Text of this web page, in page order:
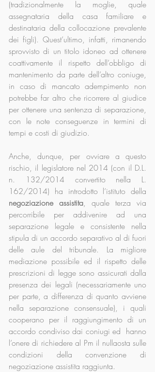
(tradizionalmente la moglie, quale
assegnataria della casa familiare e
destinataria della collocazione prevalente
dei figli). Quest’ultimo, infatti, rimanendo
sprovvisto di un titolo idoneo ad ottenere
coattivamente il rispetto dell’obbligo di
mantenimento da parte dell’altro coniuge,
in caso di mancato adempimento non
potrebbe far altro che ricorrere al giudice
per ottenere una sentenza di separazione,
con le note conseguenze in termini di
tempi e costi di giudizio.
Anche, dunque, per ovviare a questo
rischio, il legislatore nel 2014 (con il D.L.
n. 132/2014 convertito nella L.
negoziazione assistita, quale terza via
percorribile per addivenire ad una
separazione legale e consistente nella
stipula di un accordo separativo al di fuori
delle aule del tribunale. La migliore
mediazione possibile ed il rispetto delle
prescrizioni di legge sono assicurati dalla
presenza dei legali (necessariamente uno
per parte, a differenza di quanto avviene
nella separazione consensuale), i quali
cooperano per il raggiungimento di un
accordo condiviso dai coniugi ed  hanno
l’onere di richiedere al Pm il nullaosta sulle
condizioni della convenzione di
negoziazione assistita raggiunta.